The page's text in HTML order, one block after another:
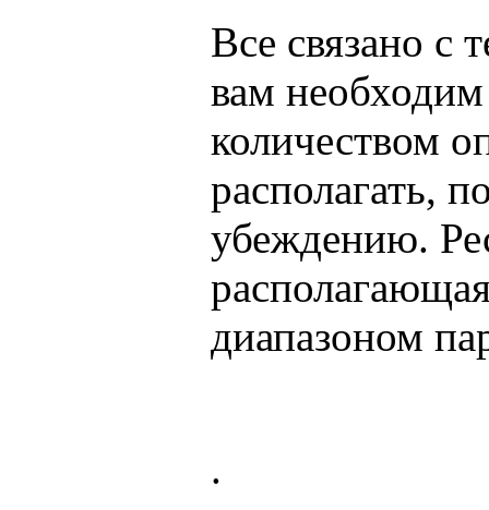
Все связано с
вам
количеством
располагать,
убеждению.
диапазоном
.